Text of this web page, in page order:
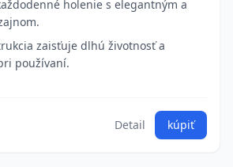
holenie s elegantným a
zaisťuje dlhú životnosť a
používaní.
Detail kúpiť